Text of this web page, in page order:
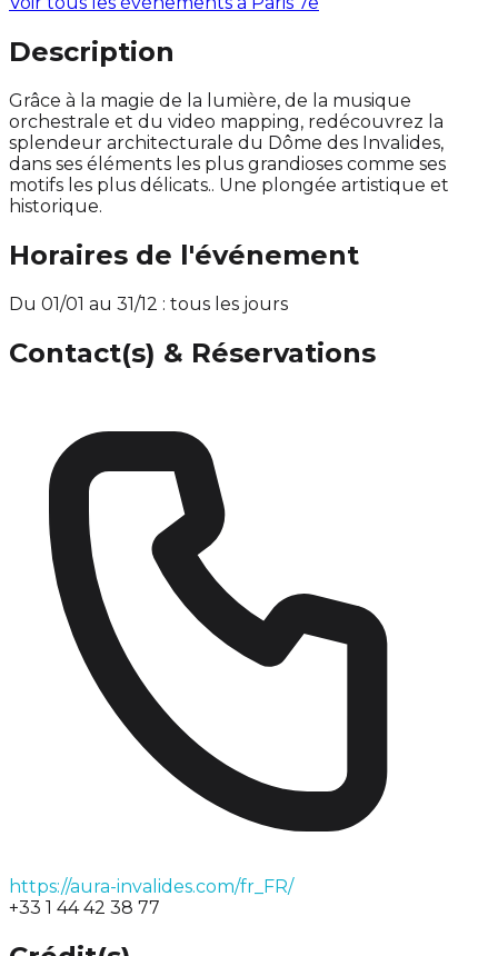
Description
Grâce à la magie de la lumière, de la musique
orchestrale et du video mapping, redécouvrez la
splendeur architecturale du Dôme des Invalides,
dans ses éléments les plus grandioses comme ses
motifs les plus délicats.. Une plongée artistique et
historique.
Horaires de l'événement
Du 01/01 au 31/12 : tous les jours
Contact(s) & Réservations
https://aura-invalides.com/fr_FR/
+33 1 44 42 38 77